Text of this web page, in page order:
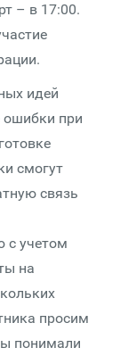
– в 17:00.
идей
ошибки при
смогут
связь
с учетом
на
просим
понимали